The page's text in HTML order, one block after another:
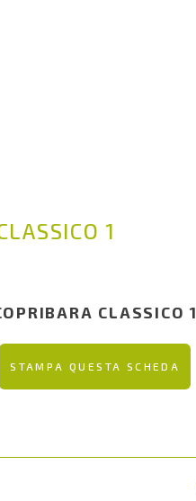
1
CLASSICO 1
STAMPA QUESTA SCHEDA